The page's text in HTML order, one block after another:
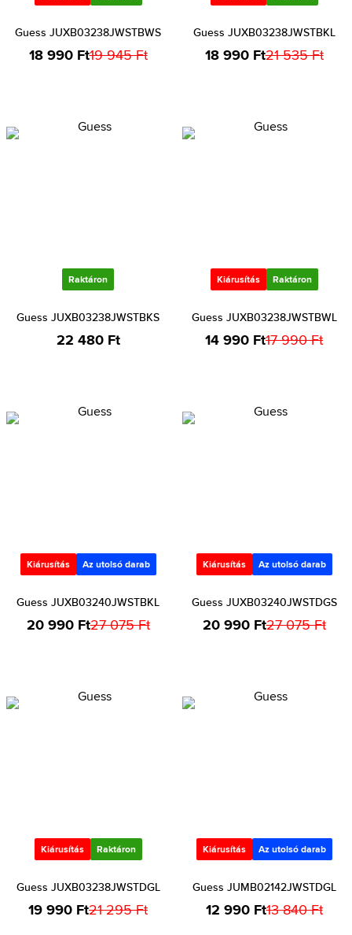
Guess JUXB03238JWSTBWS
18 990 Ft19 945 Ft
Guess JUXB03238JWSTBKL
18 990 Ft21 535 Ft
Raktáron
Guess JUXB03238JWSTBKS
22 480 Ft
Kiárusítás Raktáron
Guess JUXB03238JWSTBWL
14 990 Ft17 990 Ft
Kiárusítás Az utolsó darab
Guess JUXB03240JWSTBKL
20 990 Ft27 075 Ft
Kiárusítás Az utolsó darab
Guess JUXB03240JWSTDGS
20 990 Ft27 075 Ft
Kiárusítás Raktáron
Guess JUXB03238JWSTDGL
19 990 Ft21 295 Ft
Kiárusítás Az utolsó darab
Guess JUMB02142JWSTDGL
12 990 Ft13 840 Ft